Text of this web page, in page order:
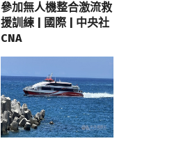
參加無人機整合激流救
援訓練 | 國際 | 中央社
CNA